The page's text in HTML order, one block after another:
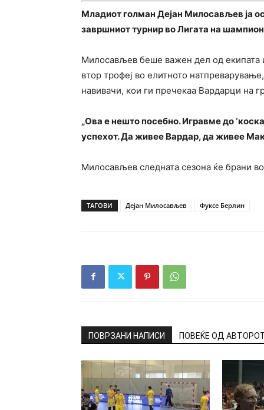
Младиот голман Дејан Милосављев ја
завршниот турнир во Лигата на
Милосављев беше важен дел од екипата
втор трофеј во елитното
навивачи, кои ги пречекаа Вардарци на
„Ова е нешто посебно. Игравме до
успехот. Да живее Вардар, да живее
Милосављев следната сезона ќе брани
ТАГОВИ Дејан Милосављев Фуксе Берлин
ПОВРЗАНИ НАПИСИ ПОВЕЌЕ ОД